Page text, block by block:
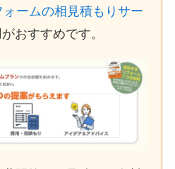
ォームの相見積もりサー
おすすめです。